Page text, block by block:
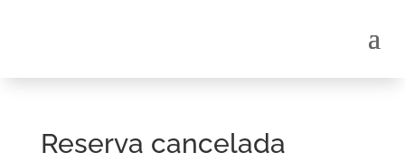
Reserva cancelada